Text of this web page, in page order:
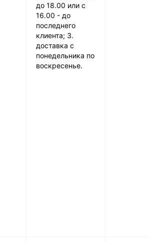
до 18.00 или с
16.00 - до
последнего
клиента; 3.
доставка с
понедельника по
воскресенье.